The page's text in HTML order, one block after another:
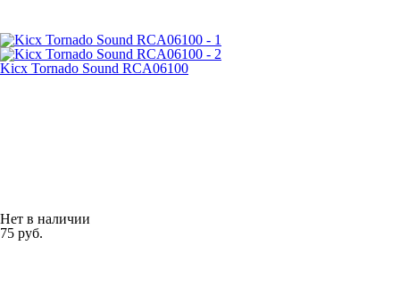
Kicx Tornado Sound RCA06100
Нет в наличии
75 руб.